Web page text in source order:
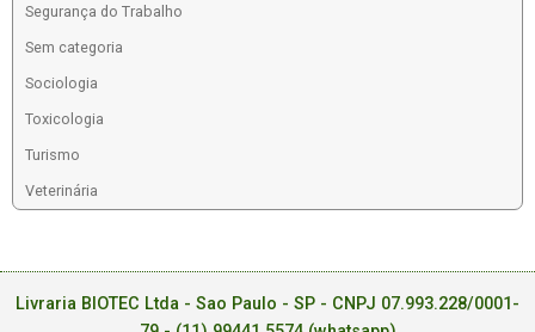
Segurança do Trabalho
Sem categoria
Sociologia
Toxicologia
Turismo
Veterinária
Livraria BIOTEC Ltda - Sao Paulo - SP - CNPJ 07.993.228/0001-